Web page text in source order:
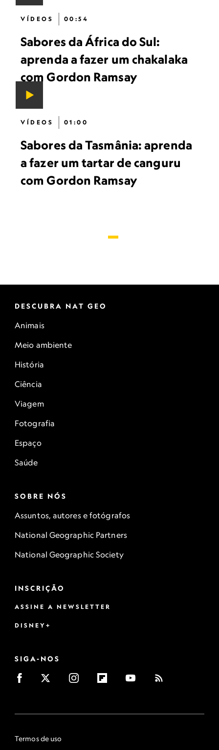
VÍDEOS 00:54
Sabores da África do Sul:
aprenda a fazer um chakalaka
com Gordon Ramsay
VÍDEOS 01:00
Sabores da Tasmânia: aprenda
a fazer um tartar de canguru
com Gordon Ramsay
DESCUBRA NAT GEO
Animais
Meio ambiente
História
Ciência
Viagem
Fotografia
Espaço
Saúde
SOBRE NÓS
Assuntos, autores e fotógrafos
National Geographic Partners
National Geographic Society
INSCRIÇÃO
ASSINE A NEWSLETTER
DISNEY+
SIGA-NOS
Termos de uso